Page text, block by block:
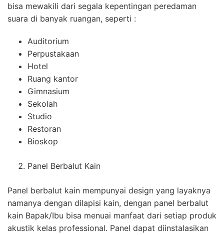
bisa mewakili dari segala kepentingan peredaman
suara di banyak ruangan, seperti :
Auditorium
Perpustakaan
Hotel
Ruang kantor
Gimnasium
Sekolah
Studio
Restoran
Bioskop
Panel Berbalut Kain
Panel berbalut kain mempunyai design yang layaknya
namanya dengan dilapisi kain, dengan panel berbalut
kain Bapak/Ibu bisa menuai manfaat dari setiap produk
akustik kelas professional. Panel dapat diinstalasikan